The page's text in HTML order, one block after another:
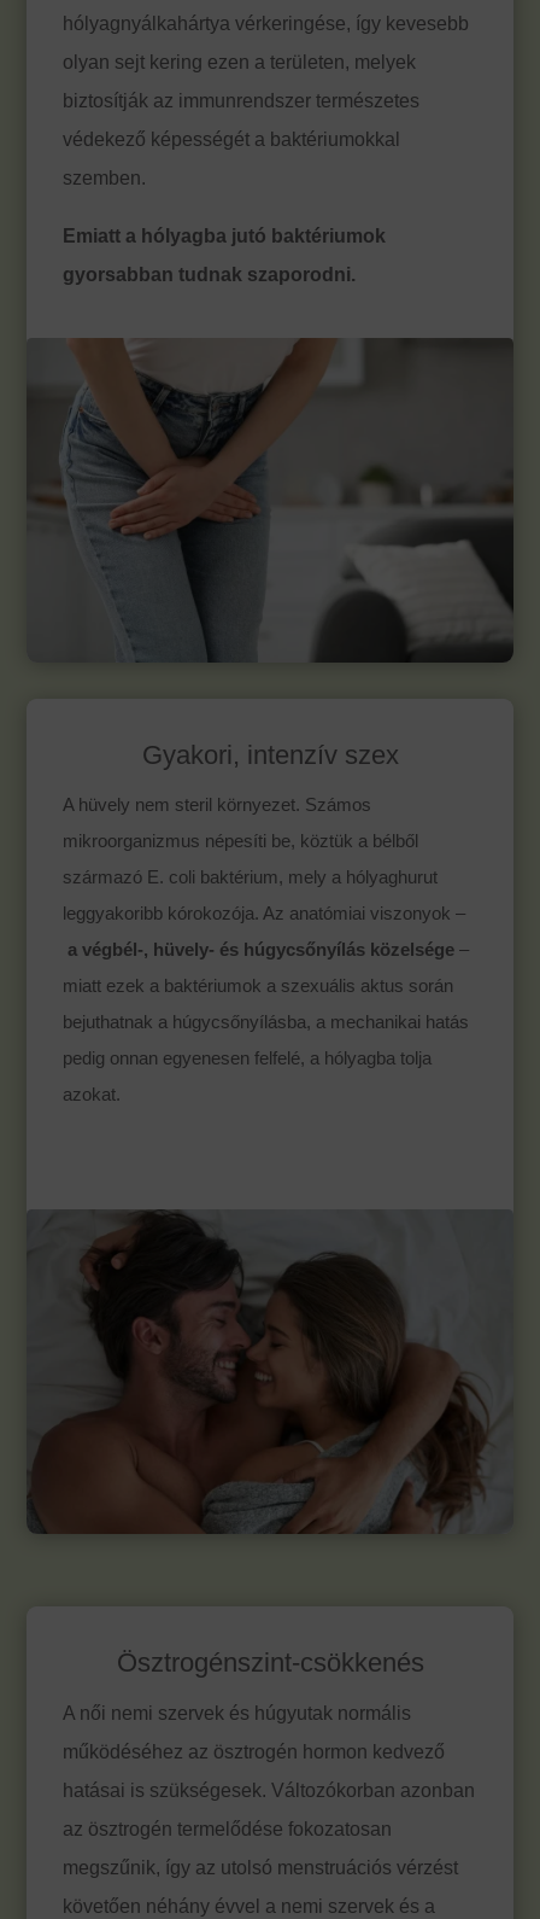
hólyagnyálkahártya vérkeringése, így kevesebb
olyan sejt kering ezen a területen, melyek
biztosítják az immunrendszer természetes
védekező képességét a baktériumokkal
szemben.
Emiatt a hólyagba jutó baktériumok
gyorsabban tudnak szaporodni.
Gyakori, intenzív szex
A hüvely nem steril környezet. Számos
mikroorganizmus népesíti be, köztük a bélből
származó E. coli baktérium, mely a hólyaghurut
leggyakoribb kórokozója. Az anatómiai viszonyok –
a végbél-, hüvely- és húgycsőnyílás közelsége –
miatt ezek a baktériumok a szexuális aktus során
bejuthatnak a húgycsőnyílásba, a mechanikai hatás
pedig onnan egyenesen felfelé, a hólyagba tolja
azokat.
Ösztrogénszint-csökkenés
A női nemi szervek és húgyutak normális
működéséhez az ösztrogén hormon kedvező
hatásai is szükségesek. Változókorban azonban
az ösztrogén termelődése fokozatosan
megszűnik, így az utolsó menstruációs vérzést
követően néhány évvel a nemi szervek és a